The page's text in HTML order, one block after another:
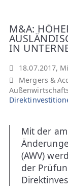
A
N
W
Ä
L
T
M&A:
IN
18.07.2017,
Mergers &
Mit der
(AWV)
der